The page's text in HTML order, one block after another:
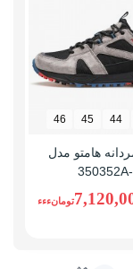
44
45
46
هامتو مدل
350352A-
تومانءءء